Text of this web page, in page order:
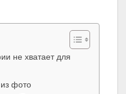
не хватает для
фото